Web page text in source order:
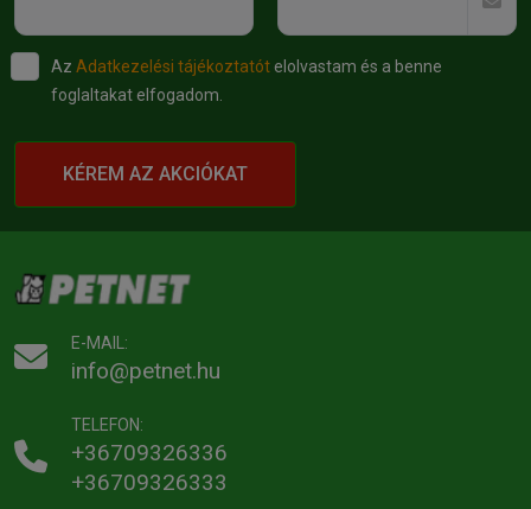
Az Adatkezelési tájékoztatót elolvastam és a benne
foglaltakat elfogadom.
KÉREM AZ AKCIÓKAT
E-MAIL:
info@petnet.hu
TELEFON:
+36709326336
+36709326333